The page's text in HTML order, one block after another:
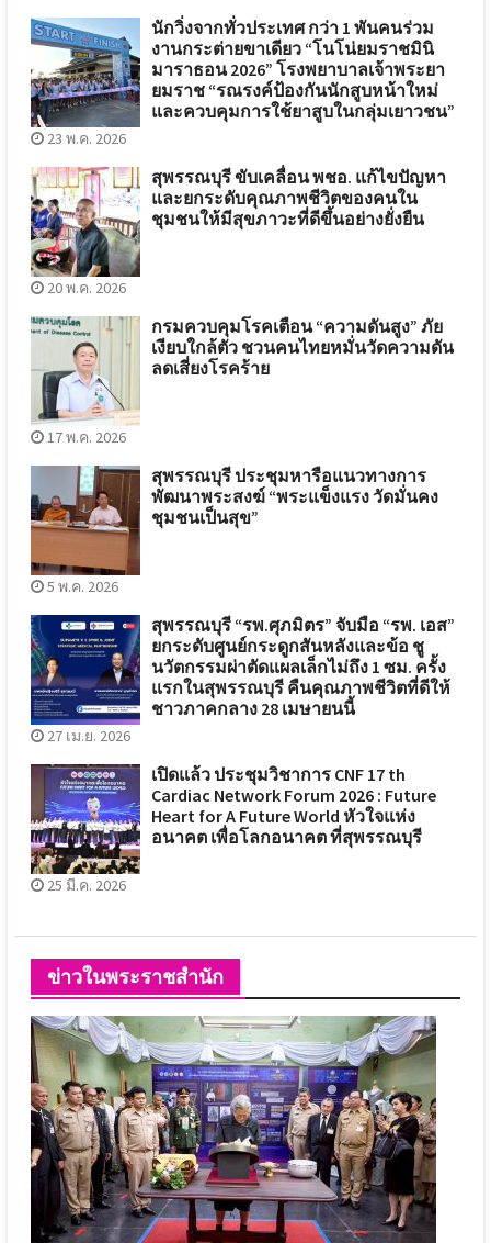
นักวิ่งจากทั่วประเทศ กว่า 1 พันคนร่วม
งานกระต่ายขาเดียว “โนโน่ยมราชมินิ
มาราธอน 2026” โรงพยาบาลเจ้าพระยา
ยมราช “รณรงค์ป้องกันนักสูบหน้าใหม่
และควบคุมการใช้ยาสูบในกลุ่มเยาวชน”
23 พ.ค. 2026
สุพรรณบุรี ขับเคลื่อน พชอ. แก้ไขปัญหา
และยกระดับคุณภาพชีวิตของคนใน
ชุมชนให้มีสุขภาวะที่ดีขึ้นอย่างยั่งยืน
20 พ.ค. 2026
กรมควบคุมโรคเตือน “ความดันสูง” ภัย
เงียบใกล้ตัว ชวนคนไทยหมั่นวัดความดัน
ลดเสี่ยงโรคร้าย
17 พ.ค. 2026
สุพรรณบุรี ประชุมหารือแนวทางการ
พัฒนาพระสงฆ์ “พระแข็งแรง วัดมั่นคง
ชุมชนเป็นสุข”
5 พ.ค. 2026
สุพรรณบุรี “รพ.ศุภมิตร” จับมือ “รพ. เอส”
ยกระดับศูนย์กระดูกสันหลังและข้อ ชู
นวัตกรรมผ่าตัดแผลเล็กไม่ถึง 1 ซม. ครั้ง
แรกในสุพรรณบุรี คืนคุณภาพชีวิตที่ดีให้
ชาวภาคกลาง 28 เมษายนนี้
27 เม.ย. 2026
เปิดแล้ว ประชุมวิชาการ CNF 17 th
Cardiac Network Forum 2026 : Future
Heart for A Future World หัวใจแห่ง
อนาคต เพื่อโลกอนาคต ที่สุพรรณบุรี
25 มี.ค. 2026
ข่าวในพระราชสำนัก